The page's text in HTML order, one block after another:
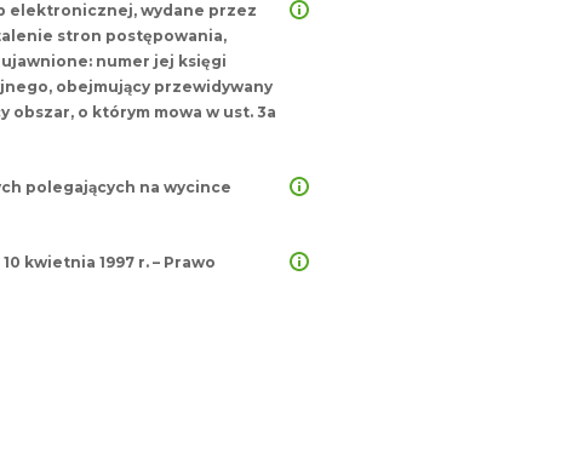
elektronicznej, wydane przez
stron postępowania,
numer jej księgi
obejmujący przewidywany
o którym mowa w ust. 3a
polegających na wycince
kwietnia 1997 r. – Prawo